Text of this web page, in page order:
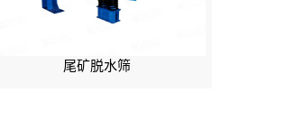
尾矿脱水筛